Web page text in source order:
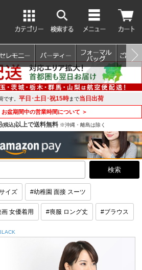
です。 平日･土日･祝15時まで当日出荷
お盆期間中の営業時間について ＞
(税込)以上で送料無料 ※沖縄・離島は除く
イズ #幼稚園 面接 スーツ
女優着用 #喪服 ロング丈 #ブラウス